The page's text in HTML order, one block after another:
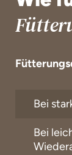
Bei
Bei